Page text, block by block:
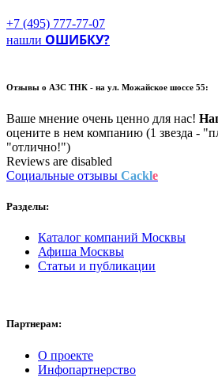
+7 (495) 777-77-07
нашли ОШИБКУ?
Отзывы о АЗС ТНК - на ул. Можайское шоссе 55:
Ваше мнение очень ценно для нас!
оцените в нем компанию (1 звезда -
"отлично!")
Reviews are disabled
Социальные отзывы Cackle
Разделы:
Каталог компаний Москвы
Афиша Москвы
Статьи и публикации
Партнерам:
О проекте
Инфопартнерство